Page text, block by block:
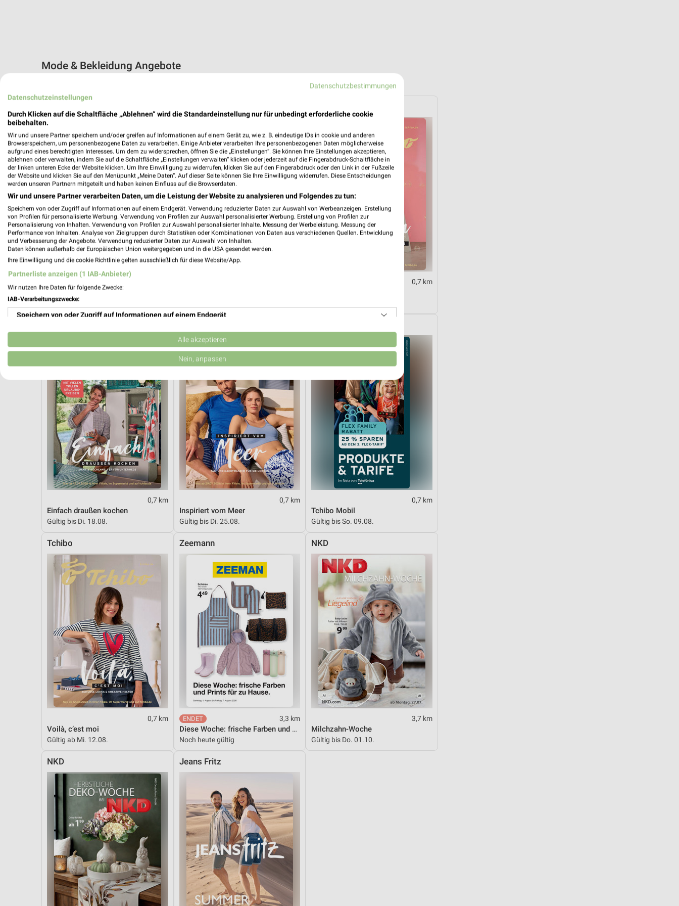
Mode & Bekleidung Angebote
Mehr Spass in der Schule
Gültig ab Mo. 10.08.
0,7 km
0,7 km
Einfach draußen kochen
Gültig bis Di. 18.08.
0,7 km
Inspiriert vom Meer
Gültig bis Di. 25.08.
0,7 km
Tchibo Mobil
Gültig bis So. 09.08.
Tchibo
0,7 km
Voilà, c’est moi
Gültig ab Mi. 12.08.
Zeemann
3,3 km
Diese Woche: frische Farben und Prints für zu Hause.
Noch heute gültig
NKD
3,7 km
Milchzahn-Woche
Gültig bis Do. 01.10.
NKD Jeans Fritz
Datenschutzbestimmungen
Datenschutzeinstellungen
Durch Klicken auf die Schaltfläche „Ablehnen“ wird die Standardeinstellung nur für unbedingt erforderliche cookie
beibehalten.
Wir und unsere Partner speichern und/oder greifen auf Informationen auf einem Gerät zu, wie z. B. eindeutige IDs in cookie und anderen
Browserspeichern, um personenbezogene Daten zu verarbeiten. Einige Anbieter verarbeiten Ihre personenbezogenen Daten möglicherweise
aufgrund eines berechtigten Interesses. Um dem zu widersprechen, öffnen Sie die „Einstellungen“. Sie können Ihre Einstellungen akzeptieren,
ablehnen oder verwalten, indem Sie auf die Schaltfläche „Einstellungen verwalten“ klicken oder jederzeit auf die Fingerabdruck-Schaltfläche in
der linken unteren Ecke der Website klicken. Um Ihre Einwilligung zu widerrufen, klicken Sie auf den Fingerabdruck oder den Link in der Fußzeile
der Website und klicken Sie auf den Menüpunkt „Meine Daten“. Auf dieser Seite können Sie Ihre Einwilligung widerrufen. Diese Entscheidungen
werden unseren Partnern mitgeteilt und haben keinen Einfluss auf die Browserdaten.
Wir und unsere Partner verarbeiten Daten, um die Leistung der Website zu analysieren und Folgendes zu tun:
Speichern von oder Zugriff auf Informationen auf einem Endgerät. Verwendung reduzierter Daten zur Auswahl von Werbeanzeigen. Erstellung
von Profilen für personalisierte Werbung. Verwendung von Profilen zur Auswahl personalisierter Werbung. Erstellung von Profilen zur
Personalisierung von Inhalten. Verwendung von Profilen zur Auswahl personalisierter Inhalte. Messung der Werbeleistung. Messung der
Performance von Inhalten. Analyse von Zielgruppen durch Statistiken oder Kombinationen von Daten aus verschiedenen Quellen. Entwicklung
und Verbesserung der Angebote. Verwendung reduzierter Daten zur Auswahl von Inhalten.
Daten können außerhalb der Europäischen Union weitergegeben und in die USA gesendet werden.
Ihre Einwilligung und die cookie Richtlinie gelten ausschließlich für diese Website/App.
Partnerliste anzeigen (1 IAB-Anbieter)
Wir nutzen Ihre Daten für folgende Zwecke:
IAB-Verarbeitungszwecke:
Speichern von oder Zugriff auf Informationen auf einem Endgerät
Verwendung reduzierter Daten zur Auswahl von Werbeanzeigen
Erstellung von Profilen für personalisierte Werbung
Erstellung von Profilen zur Personalisierung von Inhalten
Verwendung von Profilen zur Auswahl personalisierter Inhalte
Messung der Werbeleistung
Messung der Performance von Inhalten
Analyse von Zielgruppen durch Statistiken oder Kombinationen von Daten aus verschiedenen
Entwicklung und Verbesserung der Angebote
IAB-Besonderheiten:
Verwendung genauer Standortdaten
Geräte anhand von aktiv angeforderten Informationen identifizieren
Nicht-IAB-Verarbeitungszwecke:
Performance
Alle akzeptieren
Nein, anpassen